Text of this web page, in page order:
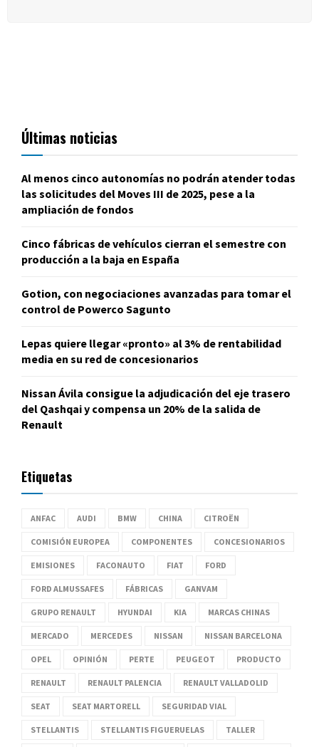
Últimas noticias
Al menos cinco autonomías no podrán atender todas
las solicitudes del Moves III de 2025, pese a la
ampliación de fondos
Cinco fábricas de vehículos cierran el semestre con
producción a la baja en España
Gotion, con negociaciones avanzadas para tomar el
control de Powerco Sagunto
Lepas quiere llegar «pronto» al 3% de rentabilidad
media en su red de concesionarios
Nissan Ávila consigue la adjudicación del eje trasero
del Qashqai y compensa un 20% de la salida de
Renault
Etiquetas
ANFAC AUDI BMW CHINA CITROËN
COMISIÓN EUROPEA COMPONENTES CONCESIONARIOS
EMISIONES FACONAUTO FIAT FORD
FORD ALMUSSAFES FÁBRICAS GANVAM
GRUPO RENAULT HYUNDAI KIA MARCAS CHINAS
MERCADO MERCEDES NISSAN NISSAN BARCELONA
OPEL OPINIÓN PERTE PEUGEOT PRODUCTO
RENAULT RENAULT PALENCIA RENAULT VALLADOLID
SEAT SEAT MARTORELL SEGURIDAD VIAL
STELLANTIS STELLANTIS FIGUERUELAS TALLER